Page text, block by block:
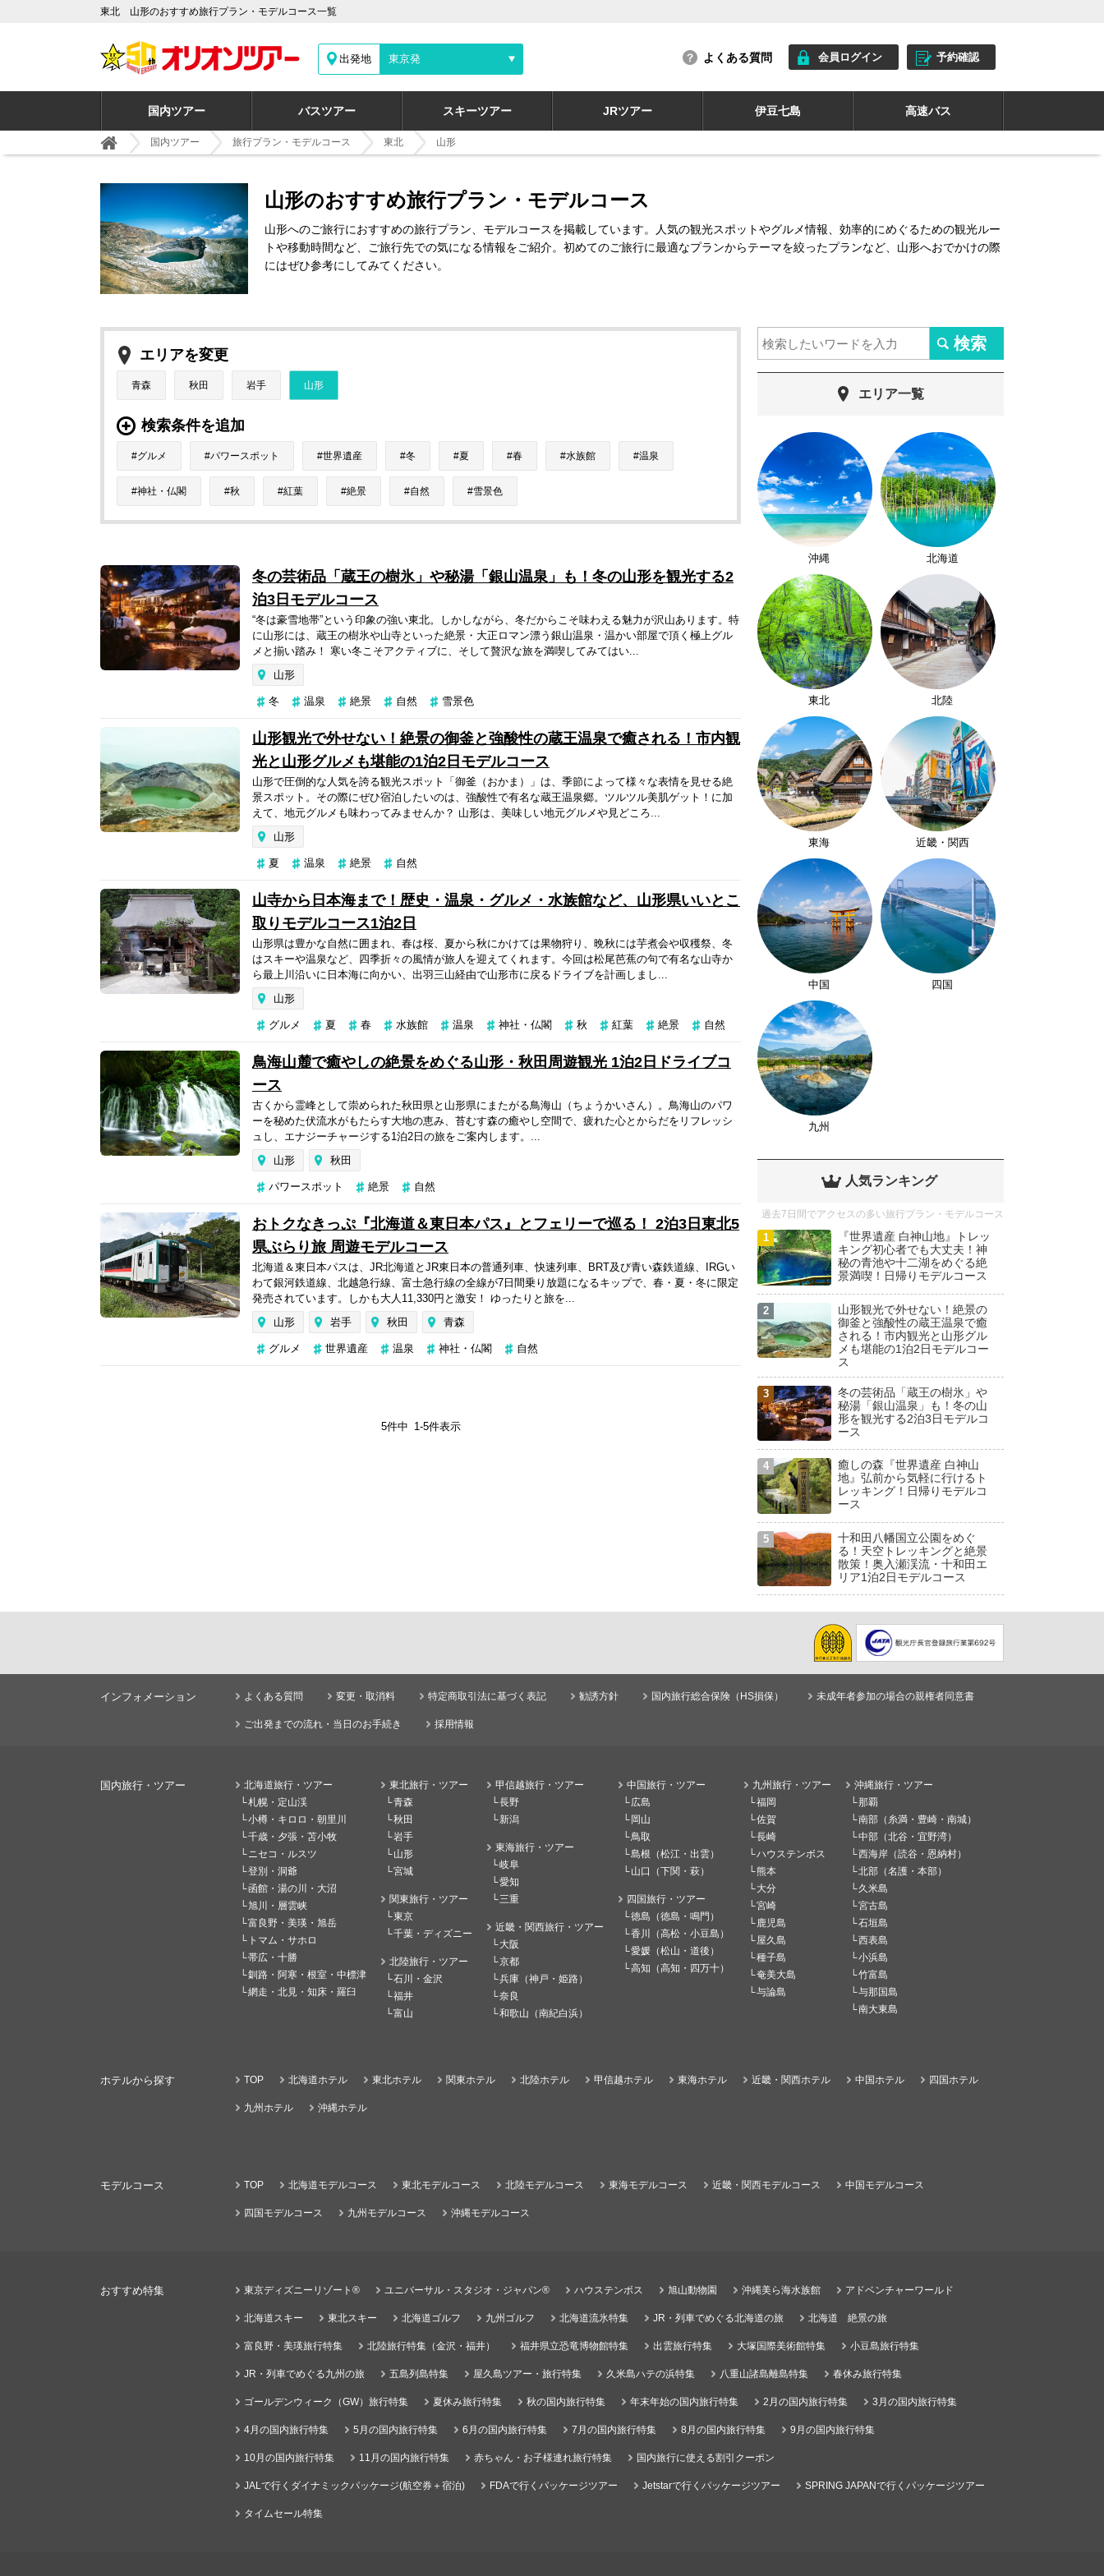
東北 山形のおすすめ旅行プラン・モデルコース一覧
出発地 東京発 よくある質問 会員ログイン 予約確認
国内ツアー バスツアー スキーツアー JRツアー 伊豆七島 高速バス
国内ツアー 旅行プラン・モデルコース 東北 山形
山形のおすすめ旅行プラン・モデルコース
山形へのご旅行におすすめの旅行プラン、モデルコースを掲載しています。人気の観光スポットやグルメ情報、効率的にめぐるための観光ルー
トや移動時間など、ご旅行先での気になる情報をご紹介。初めてのご旅行に最適なプランからテーマを絞ったプランなど、山形へおでかけの際
にはぜひ参考にしてみてください。
エリアを変更
青森 秋田 岩手 山形
検索条件を追加
グルメ パワースポット 世界遺産 冬 夏 春 水族館 温泉
神社・仏閣 秋 紅葉 絶景 自然 雪景色
冬の芸術品「蔵王の樹氷」や秘湯「銀山温泉」も！冬の山形を観光する2
泊3日モデルコース
“冬は豪雪地帯”という印象の強い東北。しかしながら、冬だからこそ味わえる魅力が沢山あります。特
に山形には、蔵王の樹氷や山寺といった絶景・大正ロマン漂う銀山温泉・温かい部屋で頂く極上グル
メと揃い踏み！ 寒い冬こそアクティブに、そして贅沢な旅を満喫してみてはい...
山形
冬 温泉 絶景 自然 雪景色
山形観光で外せない！絶景の御釜と強酸性の蔵王温泉で癒される！市内観
光と山形グルメも堪能の1泊2日モデルコース
山形で圧倒的な人気を誇る観光スポット「御釜（おかま）」は、季節によって様々な表情を見せる絶
景スポット。その際にぜひ宿泊したいのは、強酸性で有名な蔵王温泉郷。ツルツル美肌ゲット！に加
えて、地元グルメも味わってみませんか？ 山形は、美味しい地元グルメや見どころ...
山形
夏 温泉 絶景 自然
山寺から日本海まで！歴史・温泉・グルメ・水族館など、山形県いいとこ
取りモデルコース1泊2日
山形県は豊かな自然に囲まれ、春は桜、夏から秋にかけては果物狩り、晩秋には芋煮会や収穫祭、冬
はスキーや温泉など、四季折々の風情が旅人を迎えてくれます。今回は松尾芭蕉の句で有名な山寺か
ら最上川沿いに日本海に向かい、出羽三山経由で山形市に戻るドライブを計画しまし...
山形
グルメ 夏 春 水族館 温泉 神社・仏閣 秋 紅葉 絶景 自然
鳥海山麓で癒やしの絶景をめぐる山形・秋田周遊観光 1泊2日ドライブコ
ース
古くから霊峰として崇められた秋田県と山形県にまたがる鳥海山（ちょうかいさん）。鳥海山のパワ
ーを秘めた伏流水がもたらす大地の恵み、苔むす森の癒やし空間で、疲れた心とからだをリフレッシ
ュし、エナジーチャージする1泊2日の旅をご案内します。...
山形
秋田
パワースポット 絶景 自然
おトクなきっぷ『北海道＆東日本パス』とフェリーで巡る！ 2泊3日東北5
県ぶらり旅 周遊モデルコース
北海道＆東日本パスは、JR北海道とJR東日本の普通列車、快速列車、BRT及び青い森鉄道線、IRGい
わて銀河鉄道線、北越急行線、富士急行線の全線が7日間乗り放題になるキップで、春・夏・冬に限定
発売されています。しかも大人11,330円と激安！ ゆったりと旅を...
山形
岩手 秋田 青森
グルメ 世界遺産 温泉 神社・仏閣 自然
5件中 1-5件表示
エリア一覧
沖縄 北海道
東北 北陸
東海 近畿・関西
中国 四国
九州
人気ランキング
過去7日間でアクセスの多い旅行プラン・モデルコース
『世界遺産 白神山地』トレッ
キング初心者でも大丈夫！神
秘の青池や十二湖をめぐる絶
景満喫！日帰りモデルコース
山形観光で外せない！絶景の
御釜と強酸性の蔵王温泉で癒
される！市内観光と山形グル
メも堪能の1泊2日モデルコー
ス
冬の芸術品「蔵王の樹氷」や
秘湯「銀山温泉」も！冬の山
形を観光する2泊3日モデルコ
ース
癒しの森『世界遺産 白神山
地』弘前から気軽に行けるト
レッキング！日帰りモデルコ
ース
十和田八幡国立公園をめぐ
る！天空トレッキングと絶景
散策！奥入瀬渓流・十和田エ
リア1泊2日モデルコース
インフォメーション よくある質問 変更・取消料 特定商取引法に基づく表記 勧誘方針 国内旅行総合保険（HS損保） 未成年者参加の場合の親権者同意書
ご出発までの流れ・当日のお手続き 採用情報
国内旅行・ツアー
北海道旅行・ツアー
札幌・定山渓
小樽・キロロ・朝里川
千歳・夕張・苫小牧
ニセコ・ルスツ
登別・洞爺
函館・湯の川・大沼
旭川・層雲峡
富良野・美瑛・旭岳
トマム・サホロ
帯広・十勝
釧路・阿寒・根室・中標津
網走・北見・知床・羅臼
東北旅行・ツアー
青森
秋田
岩手
山形
宮城
関東旅行・ツアー
東京
千葉・ディズニー
北陸旅行・ツアー
石川・金沢
福井
富山
甲信越旅行・ツアー
長野
新潟
東海旅行・ツアー
岐阜
愛知
三重
近畿・関西旅行・ツアー
大阪
京都
兵庫（神戸・姫路）
奈良
和歌山（南紀白浜）
中国旅行・ツアー
広島
岡山
鳥取
島根（松江・出雲）
山口（下関・萩）
四国旅行・ツアー
徳島（徳島・鳴門）
香川（高松・小豆島）
愛媛（松山・道後）
高知（高知・四万十）
九州旅行・ツアー
福岡
佐賀
長崎
ハウステンボス
熊本
大分
宮崎
鹿児島
屋久島
種子島
奄美大島
与論島
沖縄旅行・ツアー
那覇
南部（糸満・豊崎・南城）
中部（北谷・宜野湾）
西海岸（読谷・恩納村）
北部（名護・本部）
久米島
宮古島
石垣島
西表島
小浜島
竹富島
与那国島
南大東島
ホテルから探す TOP 北海道ホテル 東北ホテル 関東ホテル 北陸ホテル 甲信越ホテル 東海ホテル 近畿・関西ホテル 中国ホテル 四国ホテル
九州ホテル 沖縄ホテル
モデルコース TOP 北海道モデルコース 東北モデルコース 北陸モデルコース 東海モデルコース 近畿・関西モデルコース 中国モデルコース
四国モデルコース 九州モデルコース 沖縄モデルコース
おすすめ特集 東京ディズニーリゾート® ユニバーサル・スタジオ・ジャパン® ハウステンボス 旭山動物園 沖縄美ら海水族館 アドベンチャーワールド
北海道スキー 東北スキー 北海道ゴルフ 九州ゴルフ 北海道流氷特集 JR・列車でめぐる北海道の旅 北海道 絶景の旅
富良野・美瑛旅行特集 北陸旅行特集（金沢・福井） 福井県立恐竜博物館特集 出雲旅行特集 大塚国際美術館特集 小豆島旅行特集
JR・列車でめぐる九州の旅 五島列島特集 屋久島ツアー・旅行特集 久米島ハテの浜特集 八重山諸島離島特集 春休み旅行特集
ゴールデンウィーク（GW）旅行特集 夏休み旅行特集 秋の国内旅行特集 年末年始の国内旅行特集 2月の国内旅行特集 3月の国内旅行特集
4月の国内旅行特集 5月の国内旅行特集 6月の国内旅行特集 7月の国内旅行特集 8月の国内旅行特集 9月の国内旅行特集
10月の国内旅行特集 11月の国内旅行特集 赤ちゃん・お子様連れ旅行特集 国内旅行に使える割引クーポン
JALで行くダイナミックパッケージ(航空券＋宿泊) FDAで行くパッケージツアー Jetstarで行くパッケージツアー SPRING JAPANで行くパッケージツアー
タイムセール特集